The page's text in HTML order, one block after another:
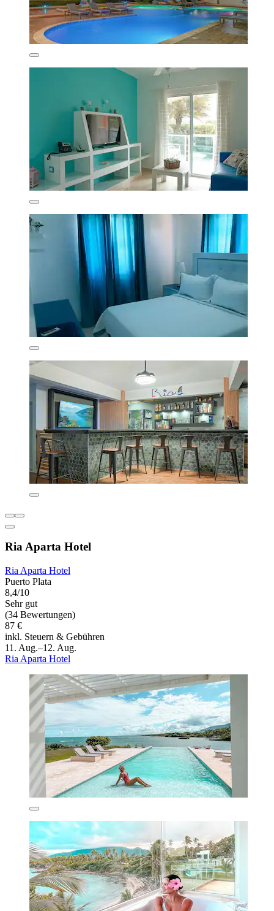
Ria Aparta Hotel
Ria Aparta Hotel
Puerto Plata
8,4/10
Sehr gut
(34 Bewertungen)
87 €
inkl. Steuern & Gebühren
11. Aug.–12. Aug.
Ria Aparta Hotel